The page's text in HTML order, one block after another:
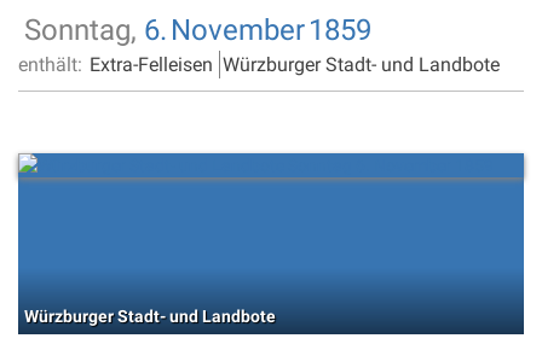
Sonntag, 6. November1859
enthält: Extra-Felleisen Würzburger Stadt- und Landbote
Würzburger Stadt- und Landbote